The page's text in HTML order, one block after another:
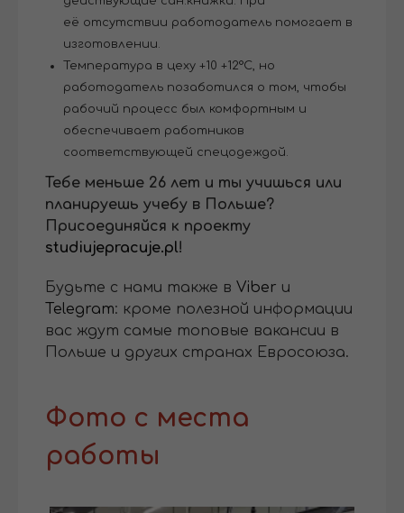
её отсутствии работодатель помогает в
изготовлении.
Температура в цеху +10 +12°C, но
работодатель позаботился о том, чтобы
рабочий процесс был комфортным и
обеспечивает работников
соответствующей спецодеждой.
Тебе меньше 26 лет и ты учишься или
планируешь учебу в Польше?
Присоединяйся к проекту
studiujepracuje.pl!
Будьте с нами также в Viber и
Telegram: кроме полезной информации
вас ждут самые топовые вакансии в
Польше и других странах Евросоюза.
Фото с места
работы